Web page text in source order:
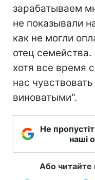
зарабатываем
не показывали
как не могли
отец семейства.
хотя все время
нас
виноватыми".
Не
наші
Або читайте